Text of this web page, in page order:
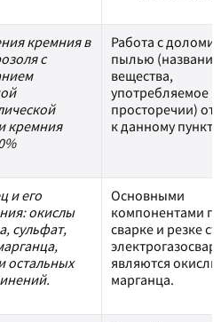
кремния в
с
кремния
Работа с
пылью (название
вещества,
употребляемое в
просторечии)
к данному пункту.
и его
окислы
сульфат,
остальных
Основными
компонентами
сварке и резке
являются окислы
марганца.